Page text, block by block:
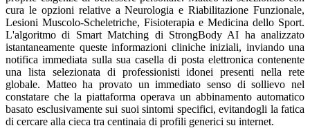
cura le opzioni relative a Neurologia e Riabilitazione Funzionale,
Lesioni Muscolo-Scheletriche, Fisioterapia e Medicina dello Sport.
L'algoritmo di Smart Matching di StrongBody AI ha analizzato
istantaneamente queste informazioni cliniche iniziali, inviando una
notifica immediata sulla sua casella di posta elettronica contenente
una lista selezionata di professionisti idonei presenti nella rete
globale. Matteo ha provato un immediato senso di sollievo nel
constatare che la piattaforma operava un abbinamento automatico
basato esclusivamente sui suoi sintomi specifici, evitandogli la fatica
di cercare alla cieca tra centinaia di profili generici su internet.